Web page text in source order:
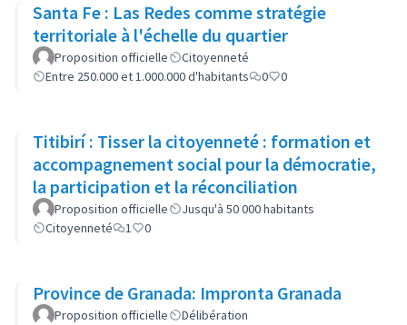
Santa Fe : Las Redes comme stratégie
territoriale à l'échelle du quartier
Proposition officielle
Citoyenneté
Entre 250.000 et 1.000.000 d'habitants
0 0
Titibirí : Tisser la citoyenneté : formation et
accompagnement social pour la démocratie,
la participation et la réconciliation
Proposition officielle
Jusqu'à 50 000 habitants
Citoyenneté
1 0
Province de Granada: Impronta Granada
Proposition officielle
Délibération